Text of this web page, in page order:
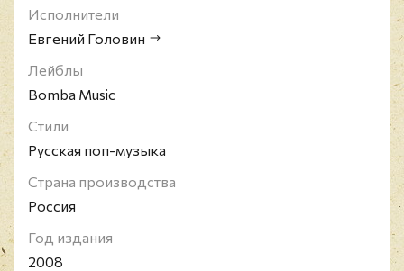
Исполнители
Евгений Головин
Лейблы
Bomba Music
Стили
Русская поп-музыка
Страна производства
Россия
Год издания
2008